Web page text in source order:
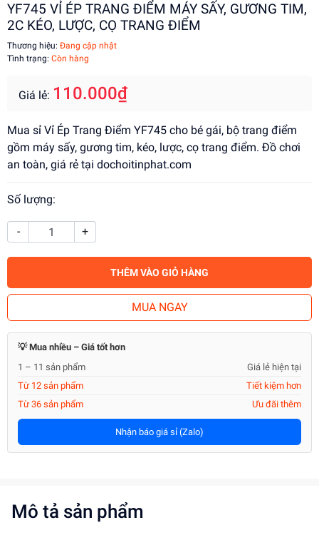
YF745 VỈ ÉP TRANG ĐIỂM MÁY SẤY, GƯƠNG TIM,
2C KÉO, LƯỢC, CỌ TRANG ĐIỂM
Thương hiệu: Đang cập nhật
Tình trạng: Còn hàng
Giá lẻ: 110.000₫
Mua sỉ Vỉ Ép Trang Điểm YF745 cho bé gái, bộ trang điểm
gồm máy sấy, gương tim, kéo, lược, cọ trang điểm. Đồ chơi
an toàn, giá rẻ tại dochoitinphat.com
Số lượng:
- +
THÊM VÀO GIỎ HÀNG
MUA NGAY
💡 Mua nhiều – Giá tốt hơn
1 – 11 sản phẩm
Giá lẻ hiện tại
Từ 12 sản phẩm
Tiết kiệm hơn
Từ 36 sản phẩm
Ưu đãi thêm
Nhận báo giá sỉ (Zalo)
Mô tả sản phẩm